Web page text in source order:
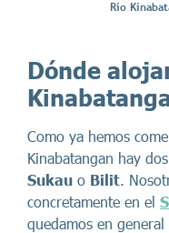
Río
Dónde
Como ya hemos
Kinabatangan hay
Sukau o Bilit.
concretamente en el
quedamos en